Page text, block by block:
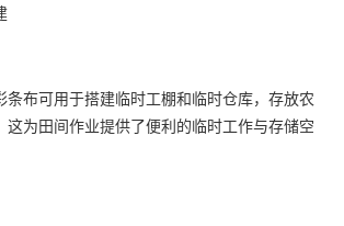
条布可用于搭建临时工棚和临时仓库，存放农
这为田间作业提供了便利的临时工作与存储空